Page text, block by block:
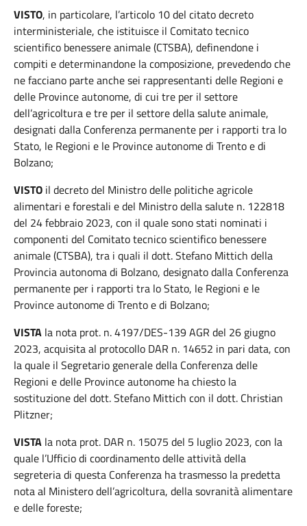
VISTO, in particolare, l’articolo 10 del citato decreto
interministeriale, che istituisce il Comitato tecnico
scientifico benessere animale (CTSBA), definendone i
compiti e determinandone la composizione, prevedendo che
ne facciano parte anche sei rappresentanti delle Regioni e
delle Province autonome, di cui tre per il settore
dell’agricoltura e tre per il settore della salute animale,
designati dalla Conferenza permanente per i rapporti tra lo
Stato, le Regioni e le Province autonome di Trento e di
Bolzano;
VISTO il decreto del Ministro delle politiche agricole
alimentari e forestali e del Ministro della salute n. 122818
del 24 febbraio 2023, con il quale sono stati nominati i
componenti del Comitato tecnico scientifico benessere
animale (CTSBA), tra i quali il dott. Stefano Mittich della
Provincia autonoma di Bolzano, designato dalla Conferenza
permanente per i rapporti tra lo Stato, le Regioni e le
Province autonome di Trento e di Bolzano;
VISTA la nota prot. n. 4197/DES-139 AGR del 26 giugno
2023, acquisita al protocollo DAR n. 14652 in pari data, con
la quale il Segretario generale della Conferenza delle
Regioni e delle Province autonome ha chiesto la
sostituzione del dott. Stefano Mittich con il dott. Christian
Plitzner;
VISTA la nota prot. DAR n. 15075 del 5 luglio 2023, con la
quale l’Ufficio di coordinamento delle attività della
segreteria di questa Conferenza ha trasmesso la predetta
nota al Ministero dell’agricoltura, della sovranità alimentare
e delle foreste;